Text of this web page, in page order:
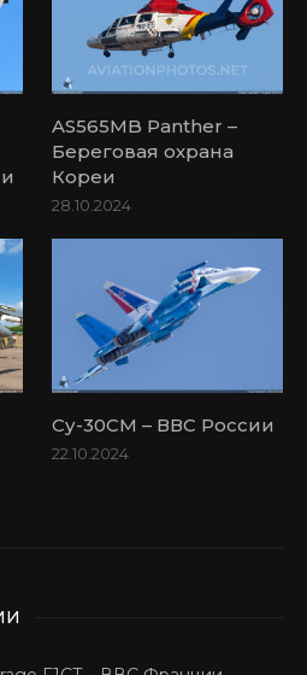
AS565MB Panther –
Береговая охрана
Кореи
28.10.2024
Су-30СМ – ВВС России
22.10.2024